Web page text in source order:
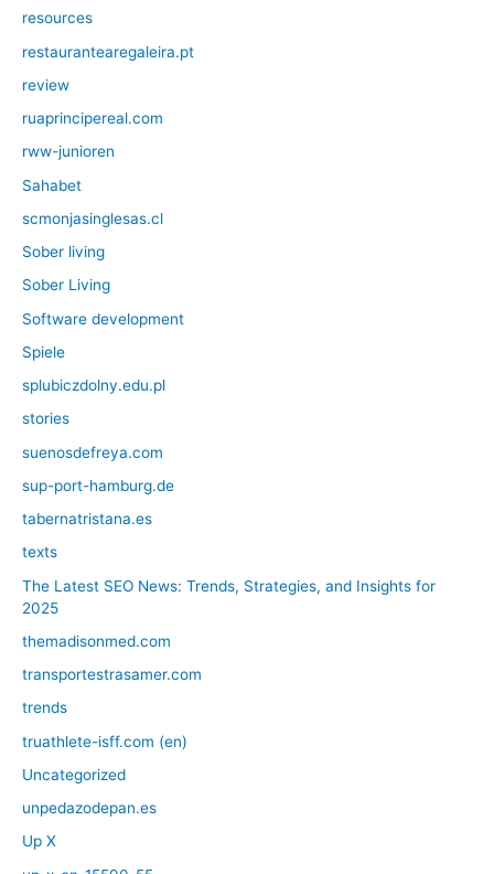
resources
restaurantearegaleira.pt
review
ruaprincipereal.com
rww-junioren
Sahabet
scmonjasinglesas.cl
Sober living
Sober Living
Software development
Spiele
splubiczdolny.edu.pl
stories
suenosdefreya.com
sup-port-hamburg.de
tabernatristana.es
texts
The Latest SEO News: Trends, Strategies, and Insights for
2025
themadisonmed.com
transportestrasamer.com
trends
truathlete-isff.com (en)
Uncategorized
unpedazodepan.es
Up X